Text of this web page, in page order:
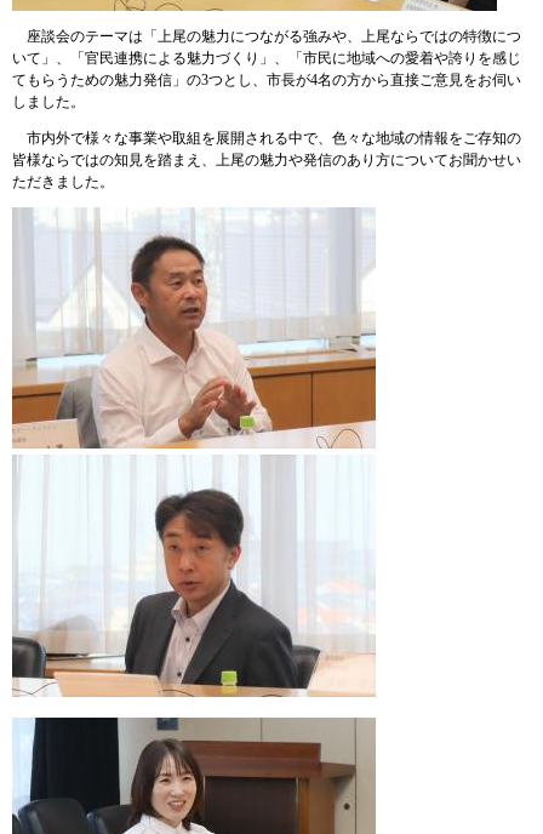
座談会のテーマは「上尾の魅力につながる強みや、上尾ならではの特徴につ
いて」、「官民連携による魅力づくり」、「市民に地域への愛着や誇りを感じ
てもらうための魅力発信」の3つとし、市長が4名の方から直接ご意見をお伺い
しました。
市内外で様々な事業や取組を展開される中で、色々な地域の情報をご存知の
皆様ならではの知見を踏まえ、上尾の魅力や発信のあり方についてお聞かせい
ただきました。